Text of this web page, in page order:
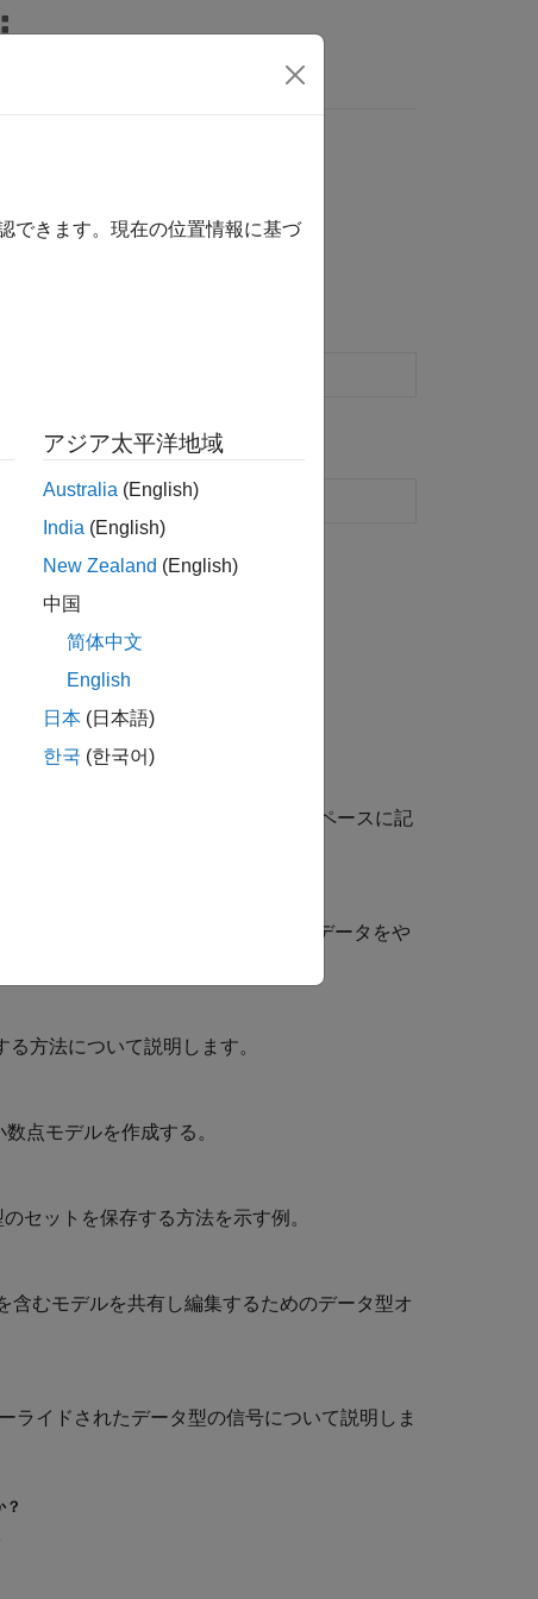
小数点データ型を指定
ングの 3 つの部分で構成されます。
渡し
ミュレーション データをワークスペースに記
Simulink モデルの間で固定小数点データをや
方法について説明します。
点モデルを作成する。
セットを保存する方法を示す例。
むモデルを共有し編集するためのデータ型オ
ライドされたデータ型の信号について説明しま
できます。現在の位置情報に基づ
アジア太平洋地域
Australia (English)
India (English)
New Zealand (English)
中国
简体中文
English
日本 (日本語)
한국 (한국어)